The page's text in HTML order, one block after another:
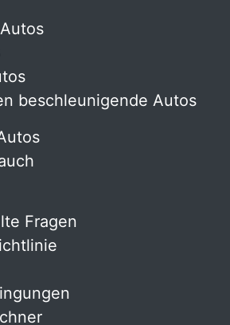
beschleunigende Autos
Fragen